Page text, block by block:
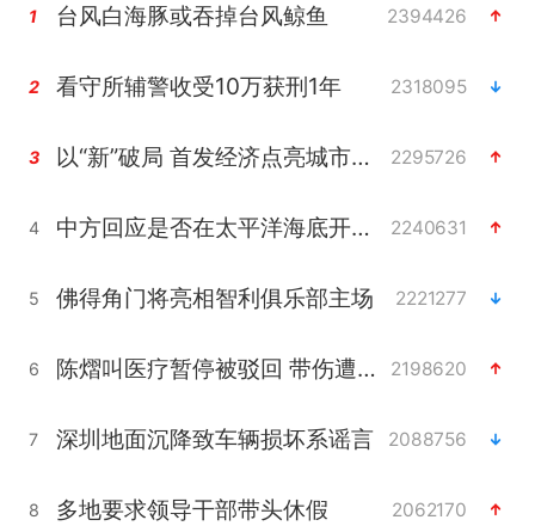
1 台风白海豚或吞掉台风鲸鱼 2394426
2 看守所辅警收受10万获刑1年 2318095
3 以“新”破局 首发经济点亮城市消费活力 2295726
4 中方回应是否在太平洋海底开采稀土 2240631
5 佛得角门将亮相智利俱乐部主场 2221277
6 陈熠叫医疗暂停被驳回 带伤遭逆转 2198620
7 深圳地面沉降致车辆损坏系谣言 2088756
8 多地要求领导干部带头休假 2062170